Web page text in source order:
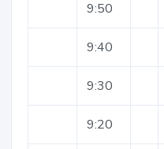
9:50
9:40
9:30
9:20